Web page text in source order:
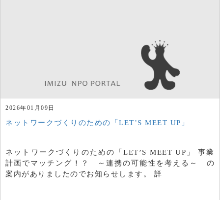
2026年01月09日
ネットワークづくりのための「LET’S MEET UP」
ネットワークづくりのための「LET’S MEET UP」 事業
計画でマッチング！？ ～連携の可能性を考える～ の
案内がありましたのでお知らせします。 詳